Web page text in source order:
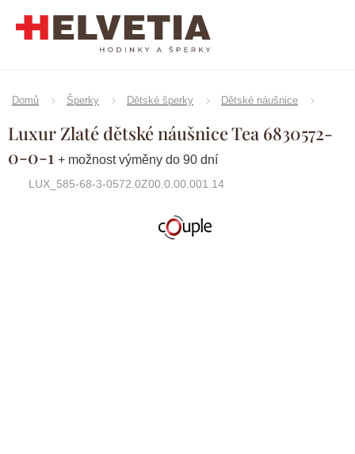
Domů Šperky Dětské šperky Dětské náušnice
Luxur Zlaté dětské náušnice Tea 6830572-
0-0-1 + možnost výměny do 90 dní
LUX_585-68-3-0572.0Z00.0.00.001.14
Značka:Couple